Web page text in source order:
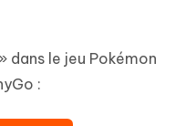
dans le jeu Pokémon
: